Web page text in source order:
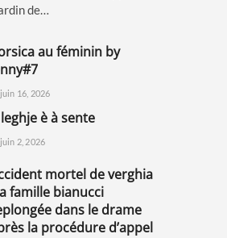
de…
juin 16, 2026
leghje è à sente
juin 2, 2026
famille bianucci
dans le drame
la procédure d’appel